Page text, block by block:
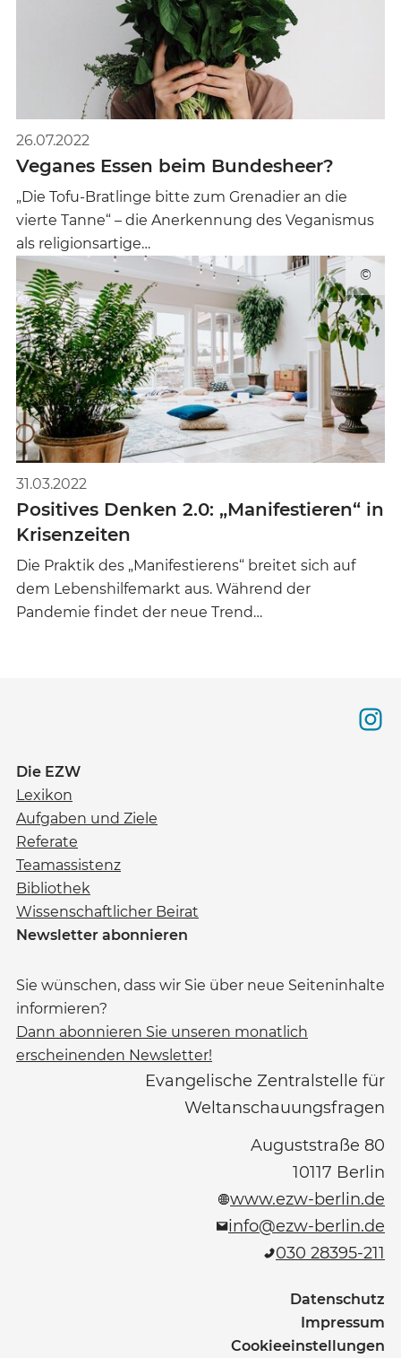
26.07.2022
Veganes Essen beim Bundesheer?
„Die Tofu-Bratlinge bitte zum Grenadier an die
vierte Tanne“ – die Anerkennung des Veganismus
als religionsartige…
©
31.03.2022
Positives Denken 2.0: „Manifestieren“ in
Krisenzeiten
Die Praktik des „Manifestierens“ breitet sich auf
dem Lebenshilfemarkt aus. Während der
Pandemie findet der neue Trend…
Die EZW
Lexikon
Aufgaben und Ziele
Referate
Teamassistenz
Bibliothek
Wissenschaftlicher Beirat
Newsletter abonnieren
Sie wünschen, dass wir Sie über neue Seiteninhalte
informieren?
Dann abonnieren Sie unseren monatlich
erscheinenden Newsletter!
Evangelische Zentralstelle für
Weltanschauungsfragen
Auguststraße 80
10117 Berlin
www.ezw-berlin.de
info@ezw-berlin.de
030 28395-211
Datenschutz
Impressum
Cookieeinstellungen